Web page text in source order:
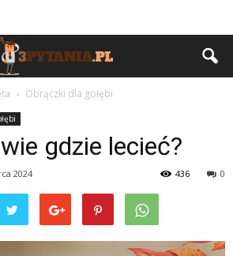
Obrączki dla gołębi
gdzie lecieć?
2024 0
436